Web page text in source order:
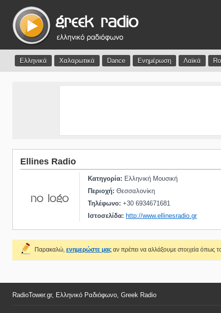
Ελληνικά Χαλαρωτικά Dance Ενημέρωση Λαϊκά
Ellines Radio
Κατηγορία: Ελληνική Μουσική
Περιοχή: Θεσσαλονίκη
Τηλέφωνο: +30 6934671681
Ιστοσελίδα: http://www.ellinesradio.gr
Παρακαλώ, ενημερώστε μας αν πρέπει να αλλάξουμε στοιχεία όπως
RadioTower.gr, Ελληνικό Ραδιόφωνο, Greek Radio